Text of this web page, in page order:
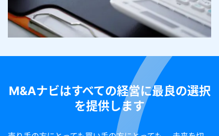
M&Aナビはすべての経営に最良の選択
を提供します